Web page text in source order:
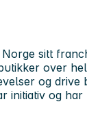
sitt
over
og
initiativ og